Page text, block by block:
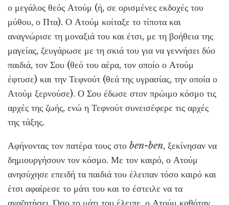
ο μεγάλος θεός Ατούμ (ή, σε ορισμένες εκδοχές του
μύθου, ο Πτα). Ο Ατούμ κοίταξε το τίποτα και
αναγνώρισε τη μοναξιά του και έτσι, με τη βοήθεια της
μαγείας, ζευγάρωσε με τη σκιά του για να γεννήσει δύο
παιδιά, τον Σου (θεό του αέρα, τον οποίο ο Ατούμ
έφτυσε) και την Τεφνούτ (θεά της υγρασίας, την οποία ο
Ατούμ ξερνούσε). Ο Σου έδωσε στον πρώιμο κόσμο τις
αρχές της ζωής, ενώ η Τεφνούτ συνεισέφερε τις αρχές
της τάξης.
Αφήνοντας τον πατέρα τους στο ben-ben, ξεκίνησαν να
δημιουργήσουν τον κόσμο. Με τον καιρό, ο Ατούμ
ανησύχησε επειδή τα παιδιά του έλειπαν τόσο καιρό και
έτσι αφαίρεσε το μάτι του και το έστειλε να τα